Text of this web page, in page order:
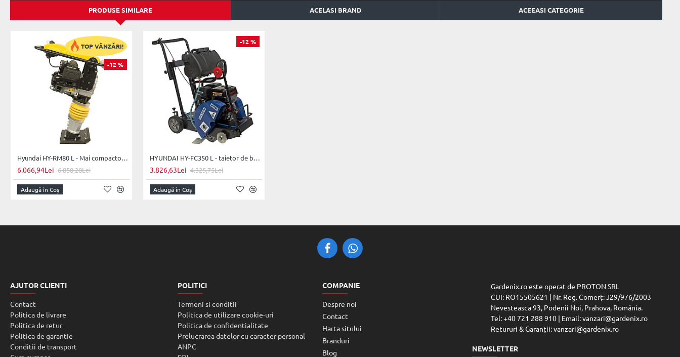
PRODUSE SIMILARE ACELASI BRAND ACEEASI CATEGORIE
TOP VÂNZĂRI!
-12 %
Hyundai HY-RM80 L - Mai compactor pe benzina puternic si fiabil
6.066,94Lei 6.858,28Lei
Adaugă în Coş
-12 %
HYUNDAI HY-FC350 L - taietor de beton/asfalt
3.826,63Lei 4.325,75Lei
Adaugă în Coş
AJUTOR CLIENTI
Contact
Politica de livrare
Politica de retur
Politica de garantie
Conditii de transport
POLITICI
Termeni si conditii
Politica de utilizare cookie-uri
Politica de confidentialitate
Prelucrarea datelor cu caracter personal
ANPC
COMPANIE
Despre noi
Contact
Harta sitului
Branduri
Blog
Gardenix.ro este operat de PROTON SRL
CUI: RO15505621 | Nr. Reg. Comerț: J29/976/2003
Nevesteasca 93, Podenii Noi, Prahova, România.
Tel: +40 721 288 910 | Email: vanzari@gardenix.ro
Retururi & Garanții: vanzari@gardenix.ro
NEWSLETTER